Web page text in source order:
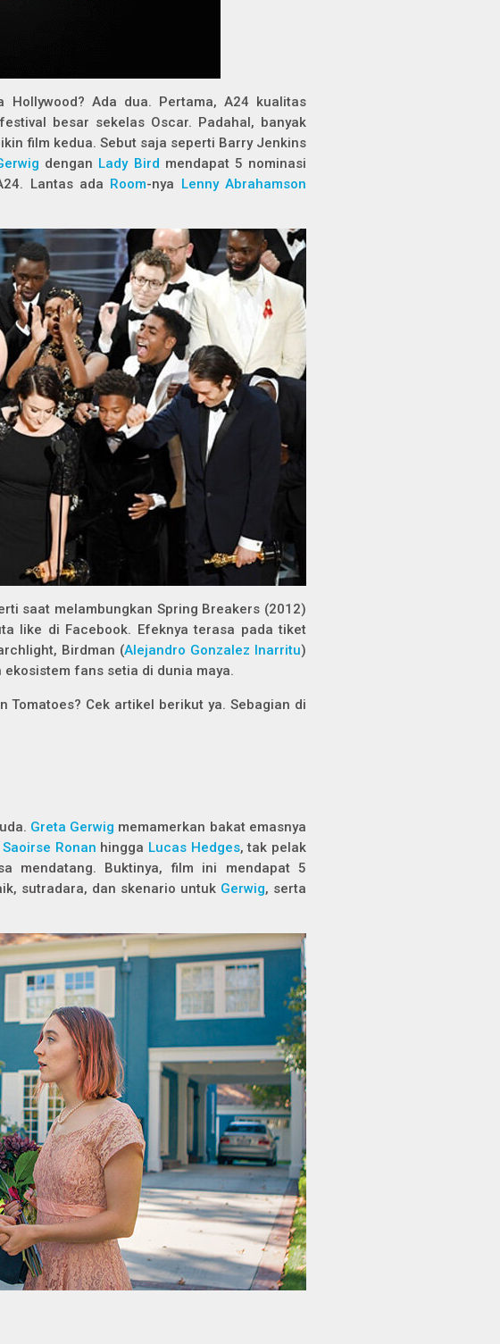
Ada dua. Pertama, A24 kualitas
besar sekelas Oscar. Padahal, banyak
film kedua. Sebut saja seperti Barry Jenkins
dengan Lady Bird mendapat 5 nominasi
Lantas ada Room-nya Lenny Abrahamson
saat melambungkan Spring Breakers (2012)
like di Facebook. Efeknya terasa pada tiket
Birdman (Alejandro Gonzalez Inarritu)
ekosistem fans setia di dunia maya.
Tomatoes? Cek artikel berikut ya. Sebagian di
Greta Gerwig memamerkan bakat emasnya
Saoirse Ronan hingga Lucas Hedges, tak pelak
mendatang. Buktinya, film ini mendapat 5
sutradara, dan skenario untuk Gerwig, serta